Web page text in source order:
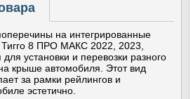
на интегрированные
8 ПРО МАКС 2022, 2023,
для установки и перевозки разного
крыше автомобиля. Этот вид
за рамки рейлингов и
эстетично.